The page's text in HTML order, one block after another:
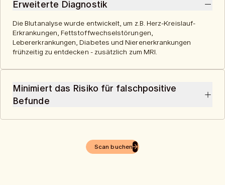
Erweiterte Diagnostik
Die Blutanalyse wurde entwickelt, um z.B. Herz-Kreislauf-
Erkrankungen, Fettstoffwechselstörungen,
Lebererkrankungen, Diabetes und Nierenerkrankungen
frühzeitig zu entdecken - zusätzlich zum MRI.
Minimiert das Risiko für falschpositive
Befunde
Wir integrieren Blut- und Bilddaten, um potenzielle Befunde
positiven Ergebnisse zu minimieren. Diese Integration
multimodaler Daten ermöglicht eine fundiertere und
Scan buchen